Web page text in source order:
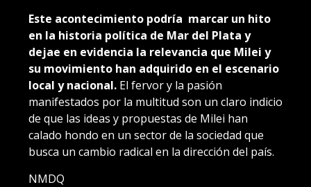
Este acontecimiento podría marcar un hito
en la historia política de Mar del Plata y
dejae en evidencia la relevancia que Milei y
su movimiento han adquirido en el escenario
local y nacional. El fervor y la pasión
manifestados por la multitud son un claro indicio
de que las ideas y propuestas de Milei han
calado hondo en un sector de la sociedad que
busca un cambio radical en la dirección del país.
NMDQ